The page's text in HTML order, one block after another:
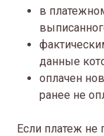
в
данные
оплачен
ранее не
Если платеж не